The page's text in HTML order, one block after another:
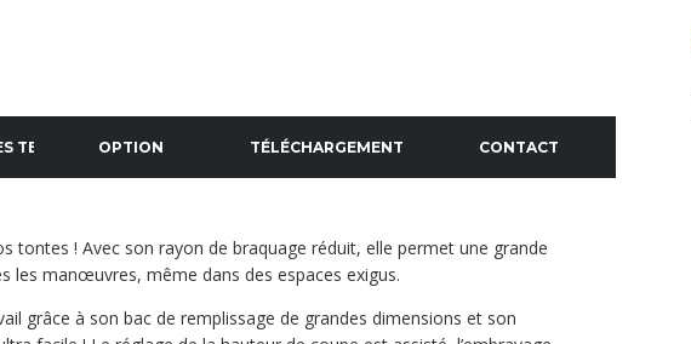
TECHNIQUESOPTION TÉLÉCHARGEMENT CONTACT
tontes ! Avec son rayon de braquage réduit, elle permet une grande
les manœuvres, même dans des espaces exigus.
grâce à son bac de remplissage de grandes dimensions et son